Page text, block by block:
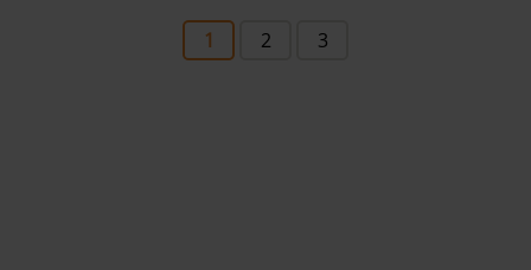
1 2 3